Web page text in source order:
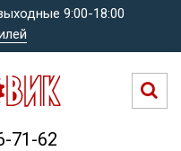
9:00-18:00
71-62